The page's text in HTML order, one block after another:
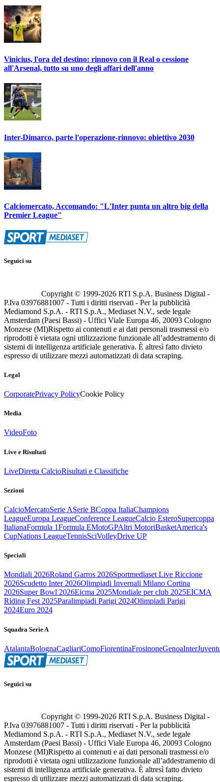
Vinicius, l'ora del destino: rinnovo con il Real o cessione
all'Arsenal, tutto su uno degli affari dell'anno
Inter-Dimarco, parte l'operazione-rinnovo: obiettivo 2030
Calciomercato, Accomando: "L'Inter punta un altro big della
Premier League"
Seguici su
Copyright © 1999-2026 RTI S.p.A. Business Digital -
P.Iva 03976881007 - Tutti i diritti riservati - Per la pubblicità
Mediamond S.p.A. - RTI S.p.A., Mediaset N.V., sede legale
Amsterdam (Paesi Bassi) - Uffici Viale Europa 46, 20093 Cologno
Monzese (MI)Rispetto ai contenuti e ai dati personali trasmessi e/o
riprodotti è vietata ogni utilizzazione funzionale all’addestramento di
sistemi di intelligenza artificiale generativa. È altresì fatto divieto
espresso di utilizzare mezzi automatizzati di data scraping.
Legal
CorporatePrivacy PolicyCookie Policy
Media
VideoFoto
Live e Risultati
LiveDiretta CalcioRisultati e Classifiche
Sezioni
CalcioMercatoSerie ASerie BCoppa ItaliaChampions
LeagueEuropa LeagueConference LeagueCalcio EsteroSupercoppa
ItalianaFormula 1Formula EMotoGPAltri MotoriBasketAmerica's
CupNations LeagueTennisSciVolleyDrive UP
Speciali
Mondiali 2026Roland Garros 2026Sportmediaset Live Riccione
2026Scudetto Inter 2026Olimpiadi Invernali Milano Cortina
2026Super Bowl 2026Eicma 2025Mondiale per club 2025EICMA
Riding Fest 2025Paralimpiadi Parigi 2024Olimpiadi Parigi
2024Euro 2024
Squadra Serie A
AtalantaBolognaCagliariComoFiorentinaFrosinoneGenoaInter
Seguici su
Copyright © 1999-2026 RTI S.p.A. Business Digital -
P.Iva 03976881007 - Tutti i diritti riservati - Per la pubblicità
Mediamond S.p.A. - RTI S.p.A., Mediaset N.V., sede legale
Amsterdam (Paesi Bassi) - Uffici Viale Europa 46, 20093 Cologno
Monzese (MI)Rispetto ai contenuti e ai dati personali trasmessi e/o
riprodotti è vietata ogni utilizzazione funzionale all’addestramento di
sistemi di intelligenza artificiale generativa. È altresì fatto divieto
espresso di utilizzare mezzi automatizzati di data scraping.